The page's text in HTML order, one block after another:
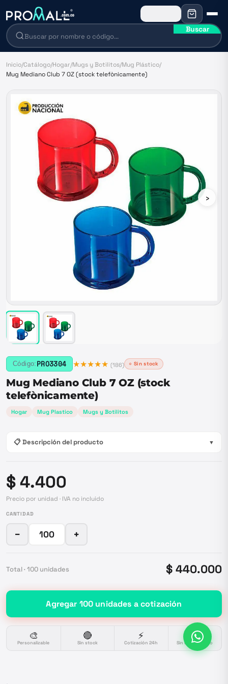
Buscar
Inicio/Catálogo/Hogar/Mugs y Botilitos/Mug Plástico/
Mug Mediano Club 7 OZ (stock telefònicamente)
›
Código: PRO3304 ★★★★★ (186) ○ Sin stock
Mug Mediano Club 7 OZ (stock
telefònicamente)
Hogar Mug Plastico Mugs y Botilitos
📋 Descripción del producto ▼
$ 4.400
Precio por unidad · IVA no incluido
CANTIDAD
− +
Total · 100 unidades $ 440.000
Agregar 100 unidades a cotización
🎨
Personalizable
🔴
Sin stock
⚡
Cotización 24h
🔒
Sin compromiso